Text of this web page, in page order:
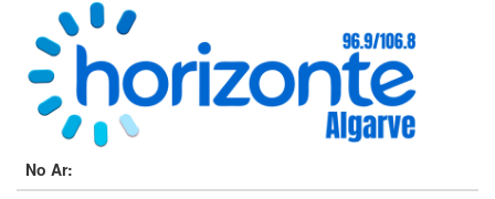
No Ar: